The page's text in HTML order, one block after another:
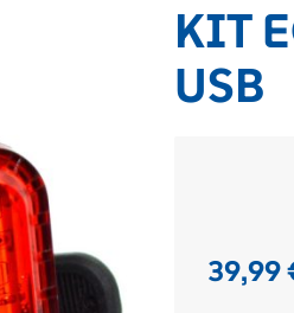
KIT
USB
39,99